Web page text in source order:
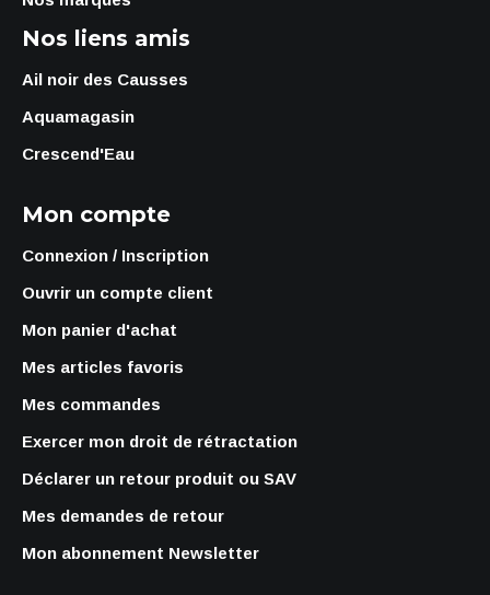
Nos liens amis
Ail noir des Causses
Aquamagasin
Crescend'Eau
Mon compte
Connexion / Inscription
Ouvrir un compte client
Mon panier d'achat
Mes articles favoris
Mes commandes
Exercer mon droit de rétractation
Déclarer un retour produit ou SAV
Mes demandes de retour
Mon abonnement Newsletter